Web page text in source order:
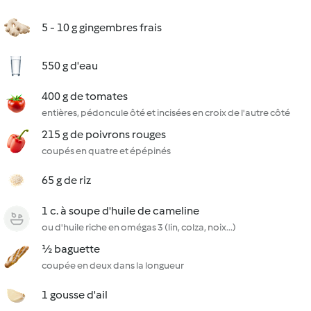
5 - 10 g gingembres frais
550 g d'eau
400 g de tomates
entières, pédoncule ôté et incisées en croix de l'autre côté
215 g de poivrons rouges
coupés en quatre et épépinés
65 g de riz
1 c. à soupe d'huile de cameline
ou d'huile riche en omégas 3 (lin, colza, noix...)
½ baguette
coupée en deux dans la longueur
1 gousse d'ail